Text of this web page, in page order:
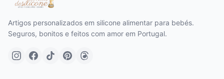
Artigos personalizados em silicone alimentar para bebés.
Seguros, bonitos e feitos com amor em Portugal.